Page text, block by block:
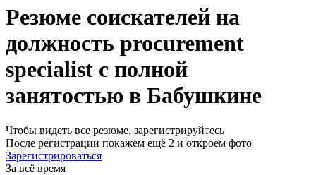
Резюме соискателей на
должность procurement
specialist с полной
занятостью в Бабушкине
Чтобы видеть все резюме, зарегистрируйтесь
После регистрации покажем ещё 2 и откроем фото
Зарегистрироваться
За всё время